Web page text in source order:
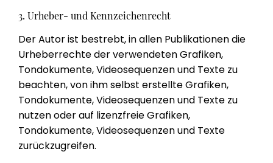
3. Urheber- und Kennzeichenrecht
Der Autor ist bestrebt, in allen Publikationen die
Urheberrechte der verwendeten Grafiken,
Tondokumente, Videosequenzen und Texte zu
beachten, von ihm selbst erstellte Grafiken,
Tondokumente, Videosequenzen und Texte zu
nutzen oder auf lizenzfreie Grafiken,
Tondokumente, Videosequenzen und Texte
zurückzugreifen.